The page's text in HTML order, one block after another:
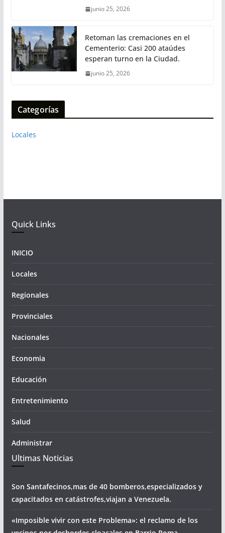
junio 25, 2026
Retoman las cremaciones en el
Cementerio: Casi 200 ataúdes
esperan turno en la Ciudad.
junio 25, 2026
Categorías
Locales
Quick Links
INICIO
Locales
Regionales
Provinciales
Nacionales
Economia
Educación
Entretenimiento
Salud
Administrar
Ultimas Noticias
Son Santafecinos,mas de 40 bomberos,especializados y
capacitados en catástrofes,viajan a Venezuela.
«Imposible vivir con este Problema»: el reclamo de los